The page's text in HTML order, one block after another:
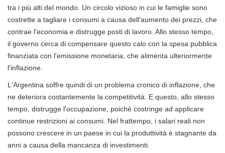
tra i più alti del mondo. Un circolo vizioso in cui le famiglie sono
costrette a tagliare i consumi a causa dell'aumento dei prezzi, che
contrae l'economia e distrugge posti di lavoro. Allo stesso tempo,
il governo cerca di compensare questo calo con la spesa pubblica
finanziata con l'emissione monetaria, che alimenta ulteriormente
l'inflazione.
L'Argentina soffre quindi di un problema cronico di inflazione, che
ne deteriora costantemente la competitività. E questo, allo stesso
tempo, distrugge l'occupazione, poiché costringe ad applicare
continue restrizioni ai consumi. Nel frattempo, i salari reali non
possono crescere in un paese in cui la produttività è stagnante da
anni a causa della mancanza di investimenti.